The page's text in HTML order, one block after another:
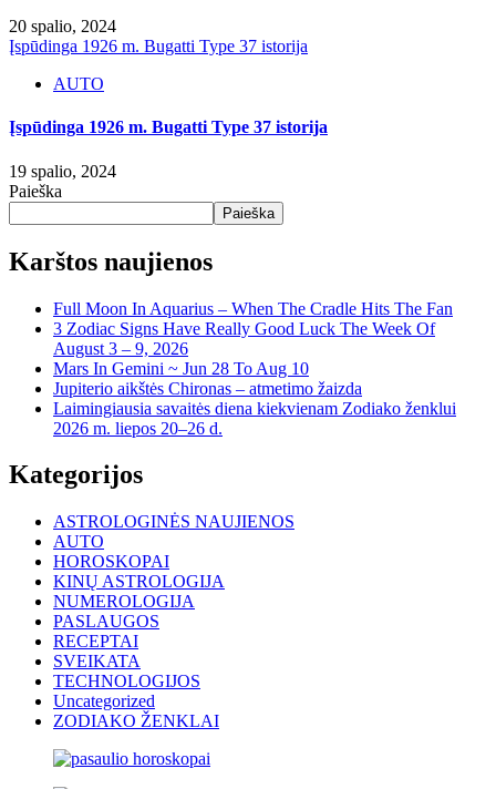
20 spalio, 2024
Įspūdinga 1926 m. Bugatti Type 37 istorija
AUTO
Įspūdinga 1926 m. Bugatti Type 37 istorija
19 spalio, 2024
Paieška
Paieška
Karštos naujienos
Full Moon In Aquarius – When The Cradle Hits The Fan
3 Zodiac Signs Have Really Good Luck The Week Of
August 3 – 9, 2026
Mars In Gemini ~ Jun 28 To Aug 10
Jupiterio aikštės Chironas – atmetimo žaizda
Laimingiausia savaitės diena kiekvienam Zodiako ženklui
2026 m. liepos 20–26 d.
Kategorijos
ASTROLOGINĖS NAUJIENOS
AUTO
HOROSKOPAI
KINŲ ASTROLOGIJA
NUMEROLOGIJA
PASLAUGOS
RECEPTAI
SVEIKATA
TECHNOLOGIJOS
Uncategorized
ZODIAKO ŽENKLAI